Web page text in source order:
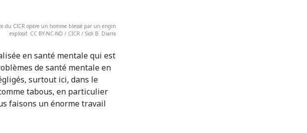
du CICR opère un homme blessé par un engin
explosif. CC BY-NC-ND / CICR / Sidi B. Diarra
en santé mentale qui est
de santé mentale en
surtout ici, dans le
tabous, en particulier
faisons un énorme travail